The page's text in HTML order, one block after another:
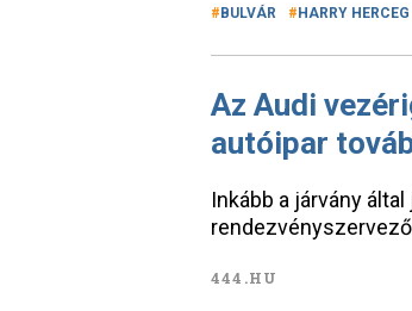
BULVÁR HARRY HERCEG
Az Audi
autóipar
Inkább a járvány
444.HU